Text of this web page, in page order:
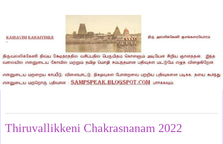
Thiruvallikkeni Chakrasnanam 2022